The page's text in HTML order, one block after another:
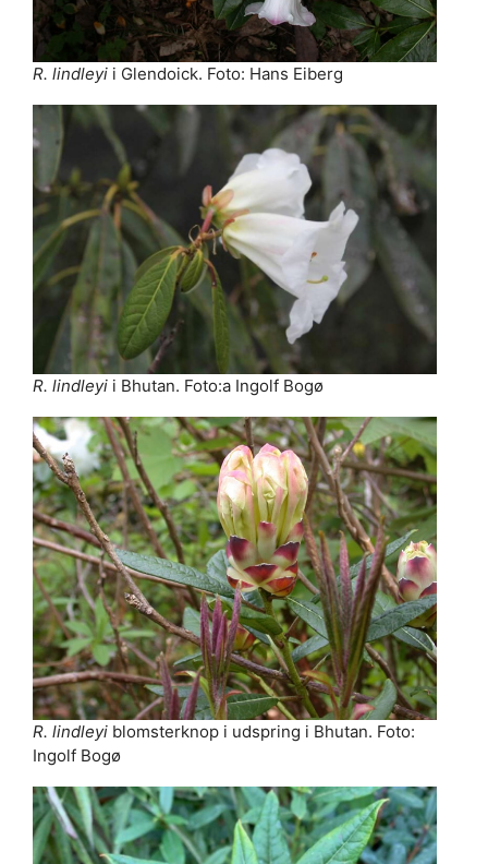
R. lindleyi i Glendoick. Foto: Hans Eiberg
R. lindleyi i Bhutan. Foto:a Ingolf Bogø
R. lindleyi blomsterknop i udspring i Bhutan. Foto:
Ingolf Bogø